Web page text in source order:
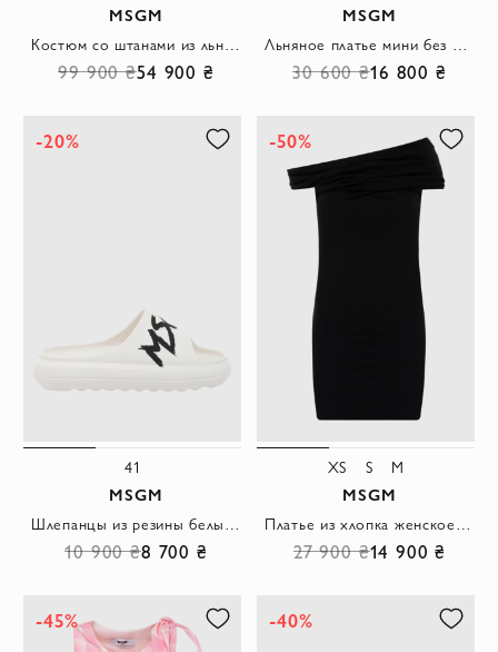
MSGM
99 900 ₴54 900 ₴
MSGM
30 600 ₴16 800 ₴
-20%
41
MSGM
10 900 ₴8 700 ₴
-50%
XS S M
MSGM
27 900 ₴14 900 ₴
-45% -40%